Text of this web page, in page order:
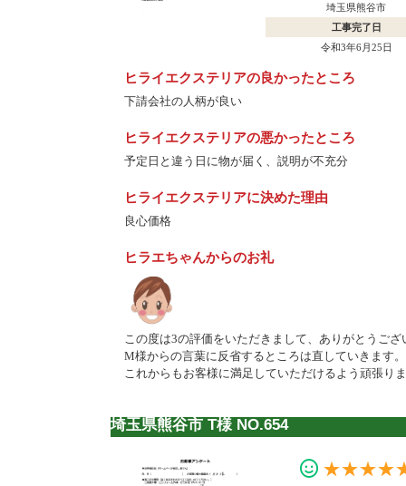
埼玉県熊谷市
工事完了日
令和3年6月25日
ヒライエクステリアの良かったところ
下請会社の人柄が良い
ヒライエクステリアの悪かったところ
予定日と違う日に物が届く、説明が不充分
ヒライエクステリアに決めた理由
良心価格
ヒラエちゃんからのお礼
この度は3の評価をいただきまして、ありがとうござ
M様からの言葉に反省するところは直していきます。
これからもお客様に満足していただけるよう頑張りま
埼玉県熊谷市 T様 NO.654